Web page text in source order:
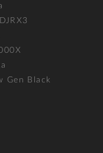
Gen Black